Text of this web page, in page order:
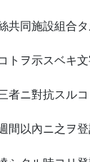
共同施設組合タ
トヲ示スベキ
者ニ對抗スル
間以內ニ之ヲ